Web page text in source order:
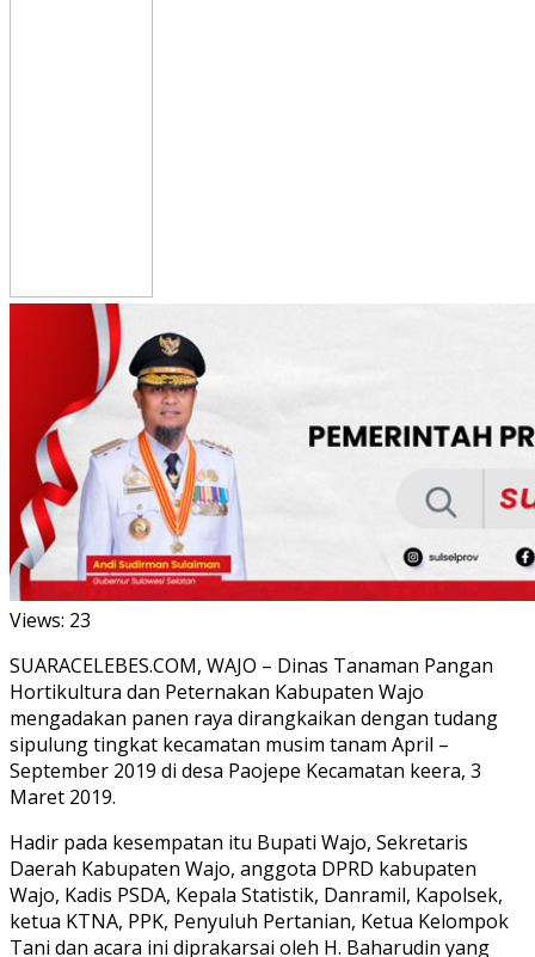
Views: 23
SUARACELEBES.COM, WAJO – Dinas Tanaman Pangan
Hortikultura dan Peternakan Kabupaten Wajo
mengadakan panen raya dirangkaikan dengan tudang
sipulung tingkat kecamatan musim tanam April –
September 2019 di desa Paojepe Kecamatan keera, 3
Maret 2019.
Hadir pada kesempatan itu Bupati Wajo, Sekretaris
Daerah Kabupaten Wajo, anggota DPRD kabupaten
Wajo, Kadis PSDA, Kepala Statistik, Danramil, Kapolsek,
ketua KTNA, PPK, Penyuluh Pertanian, Ketua Kelompok
Tani dan acara ini diprakarsai oleh H. Baharudin yang